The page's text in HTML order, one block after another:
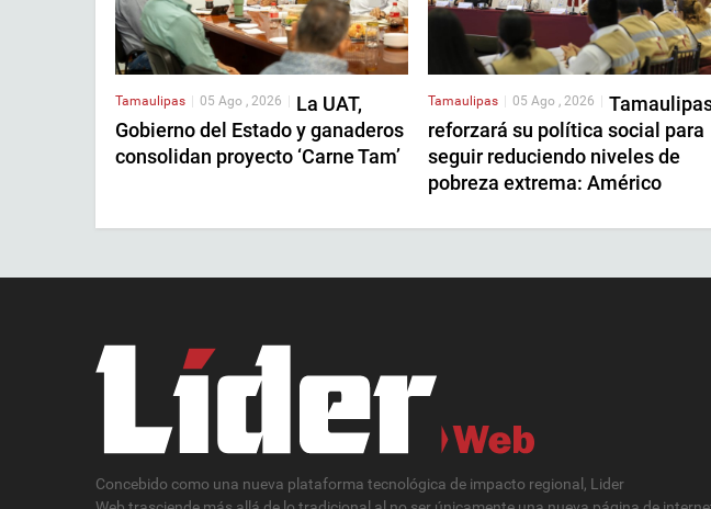
Tamaulipas 05 Ago , 2026
La UAT,
Gobierno del Estado y ganaderos
consolidan proyecto ‘Carne Tam’
Tamaulipas 05 Ago , 2026
reforzará su política social para
seguir reduciendo niveles de
pobreza extrema: Américo
Concebido como una nueva plataforma tecnológica de impacto regional, Lider